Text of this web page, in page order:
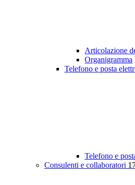
Articolazione
Organigramma
Telefono e posta
Telefono e
Consulenti e collaboratori